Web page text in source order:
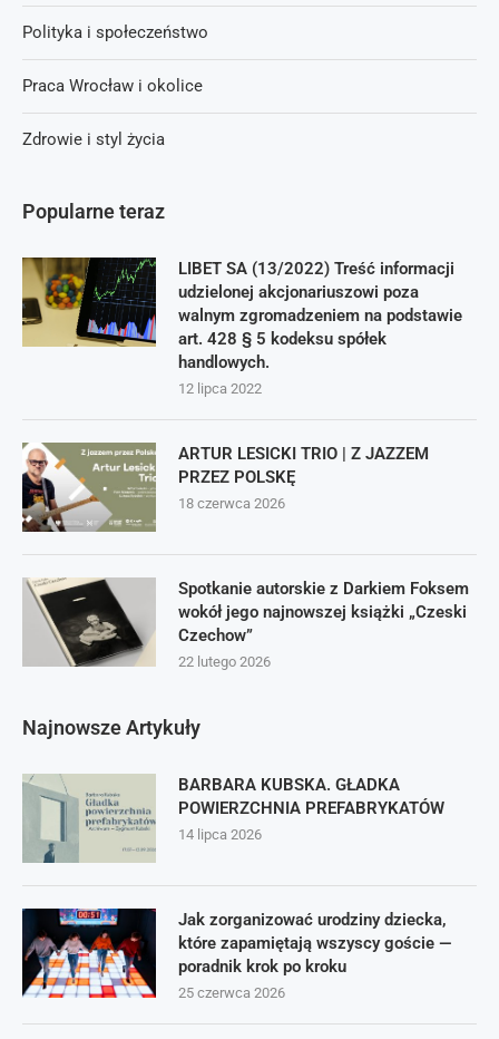
Popularne teraz
LIBET SA (13/2022) Treść informacji
udzielonej akcjonariuszowi poza
walnym zgromadzeniem na podstawie
art. 428 § 5 kodeksu spółek
handlowych.
12 lipca 2022
ARTUR LESICKI TRIO | Z JAZZEM
PRZEZ POLSKĘ
18 czerwca 2026
Spotkanie autorskie z Darkiem Foksem
wokół jego najnowszej książki „Czeski
Czechow”
22 lutego 2026
Najnowsze Artykuły
BARBARA KUBSKA. GŁADKA
POWIERZCHNIA PREFABRYKATÓW
14 lipca 2026
Jak zorganizować urodziny dziecka,
które zapamiętają wszyscy goście —
poradnik krok po kroku
25 czerwca 2026
Polityka i społeczeństwo
Praca Wrocław i okolice
Zdrowie i styl życia